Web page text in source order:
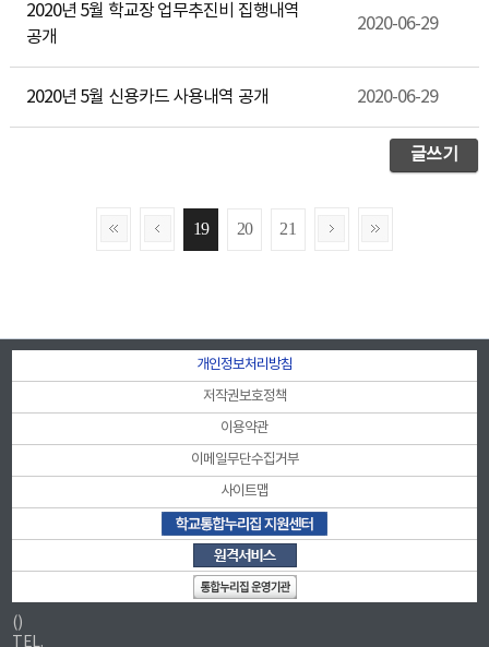
2020년 5월 학교장 업무추진비 집행내역
공개
2020-06-29
2020년 5월 신용카드 사용내역 공개 2020-06-29
글쓰기
19 20 21
개인정보처리방침
저작권보호정책
이용약관
이메일무단수집거부
사이트맵
()
TEL.